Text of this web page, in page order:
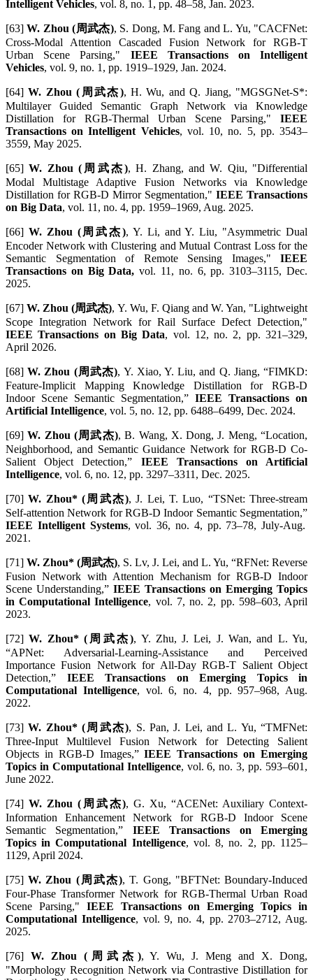
Intelligent Vehicles, vol. 8, no. 1, pp. 48–58, Jan. 2023.
[63]W. Zhou (周武杰), S. Dong, M. Fang and L. Yu, "CACFNet:
Cross-Modal Attention Cascaded Fusion Network for RGB-T
Urban Scene Parsing," IEEE Transactions on Intelligent
Vehicles, vol. 9, no. 1, pp. 1919–1929, Jan. 2024.
[64]W. Zhou (周武杰), H. Wu, and Q. Jiang, "MGSGNet-S*:
Multilayer Guided Semantic Graph Network via Knowledge
Distillation for RGB-Thermal Urban Scene Parsing," IEEE
Transactions on Intelligent Vehicles, vol. 10, no. 5, pp. 3543–
3559, May 2025.
[65]W. Zhou (周武杰), H. Zhang, and W. Qiu, "Differential
Modal Multistage Adaptive Fusion Networks via Knowledge
Distillation for RGB-D Mirror Segmentation," IEEE Transactions
on Big Data, vol. 11, no. 4, pp. 1959–1969, Aug. 2025.
[66] W. Zhou (周武杰), Y. Li, and Y. Liu, "Asymmetric Dual
Encoder Network with Clustering and Mutual Contrast Loss for the
Semantic Segmentation of Remote Sensing Images," IEEE
Transactions on Big Data, vol. 11, no. 6, pp. 3103–3115, Dec.
2025.
[67]W. Zhou (周武杰), Y. Wu, F. Qiang and W. Yan, "Lightweight
Scope Integration Network for Rail Surface Defect Detection,"
IEEE Transactions on Big Data, vol. 12, no. 2, pp. 321–329,
April 2026.
[68]W. Zhou (周武杰), Y. Xiao, Y. Liu, and Q. Jiang, “FIMKD:
Feature-Implicit Mapping Knowledge Distillation for RGB-D
Indoor Scene Semantic Segmentation,” IEEE Transactions on
Artificial Intelligence, vol. 5, no. 12, pp. 6488–6499, Dec. 2024.
[69]W. Zhou (周武杰), B. Wang, X. Dong, J. Meng, “Location,
Neighborhood, and Semantic Guidance Network for RGB-D Co-
Salient Object Detection,” IEEE Transactions on Artificial
Intelligence, vol. 6, no. 12, pp. 3297–3311, Dec. 2025.
[70]W. Zhou* (周武杰), J. Lei, T. Luo, “TSNet: Three-stream
Self-attention Network for RGB-D Indoor Semantic Segmentation,”
IEEE Intelligent Systems, vol. 36, no. 4, pp. 73–78, July-Aug.
2021.
[71] W. Zhou* (周武杰), S. Lv, J. Lei, and L. Yu, “RFNet: Reverse
Fusion Network with Attention Mechanism for RGB-D Indoor
Scene Understanding,” IEEE Transactions on Emerging Topics
in Computational Intelligence, vol. 7, no. 2, pp. 598–603, April
2023.
[72]W. Zhou* (周武杰), Y. Zhu, J. Lei, J. Wan, and L. Yu,
“APNet: Adversarial-Learning-Assistance and Perceived
Importance Fusion Network for All-Day RGB-T Salient Object
Detection,” IEEE Transactions on Emerging Topics in
Computational Intelligence, vol. 6, no. 4, pp. 957–968, Aug.
2022.
[73]W. Zhou* (周武杰), S. Pan, J. Lei, and L. Yu, “TMFNet:
Three-Input Multilevel Fusion Network for Detecting Salient
Objects in RGB-D Images,”IEEE Transactions on Emerging
Topics in Computational Intelligence, vol. 6, no. 3, pp. 593–601,
June 2022.
[74] W. Zhou (周武杰), G. Xu, “ACENet: Auxiliary Context-
Information Enhancement Network for RGB-D Indoor Scene
Semantic Segmentation,” IEEE Transactions on Emerging
Topics in Computational Intelligence, vol. 8, no. 2, pp. 1125–
1129, April 2024.
[75]W. Zhou (周武杰), T. Gong, "BFTNet: Boundary-Induced
Four-Phase Transformer Network for RGB-Thermal Urban Road
Scene Parsing," IEEE Transactions on Emerging Topics in
Computational Intelligence, vol. 9, no. 4, pp. 2703–2712, Aug.
2025.
[76] W. Zhou (周武杰), Y. Wu, J. Meng and X. Dong,
"Morphology Recognition Network via Contrastive Distillation for